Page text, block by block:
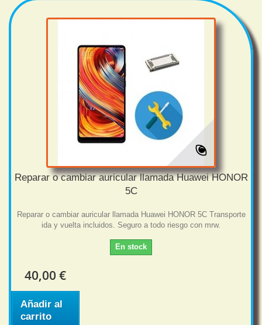
Reparar o cambiar auricular llamada Huawei HONOR
5C
Reparar o cambiar auricular llamada Huawei HONOR 5C Transporte
ida y vuelta incluidos. Seguro a todo riesgo con mrw.
En stock
40,00 €
Añadir al
carrito